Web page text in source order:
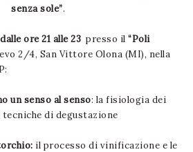
senza sole”.
dalle ore 21 alle 23 presso il“Poli
2/4, San Vittore Olona (MI), nella
un senso al senso: la fisiologia dei
tecniche di degustazione
il processo di vinificazione e le